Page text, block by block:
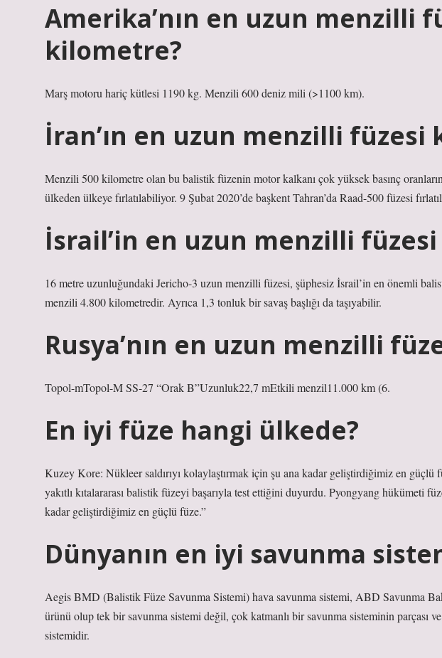
Amerika’nın en uzun menzilli
kilometre?
Marş motoru hariç kütlesi 1190 kg. Menzili 600 deniz mili (>1100 km).
İran’ın en uzun menzilli füzesi
Menzili 500 kilometre olan bu balistik füzenin motor kalkanı çok yüksek basınç
ülkeden ülkeye fırlatılabiliyor. 9 Şubat 2020’de başkent Tahran’da Raad-500 füzesi
İsrail’in en uzun menzilli
16 metre uzunluğundaki Jericho-3 uzun menzilli füzesi, şüphesiz İsrail’in en önemli
menzili 4.800 kilometredir. Ayrıca 1,3 tonluk bir savaş başlığı da taşıyabilir.
Rusya’nın en uzun menzilli
Topol-mTopol-M SS-27 “Orak B”Uzunluk22,7 mEtkili menzil11.000 km (6.
En iyi füze hangi ülkede?
Kuzey Kore: Nükleer saldırıyı kolaylaştırmak için şu ana kadar geliştirdiğimiz en
yakıtlı kıtalararası balistik füzeyi başarıyla test ettiğini duyurdu. Pyongyang hükümeti
kadar geliştirdiğimiz en güçlü füze.”
Dünyanın en iyi savunma
Aegis BMD (Balistik Füze Savunma Sistemi) hava savunma sistemi, ABD Savunma
ürünü olup tek bir savunma sistemi değil, çok katmanlı bir savunma sisteminin parçası
sistemidir.